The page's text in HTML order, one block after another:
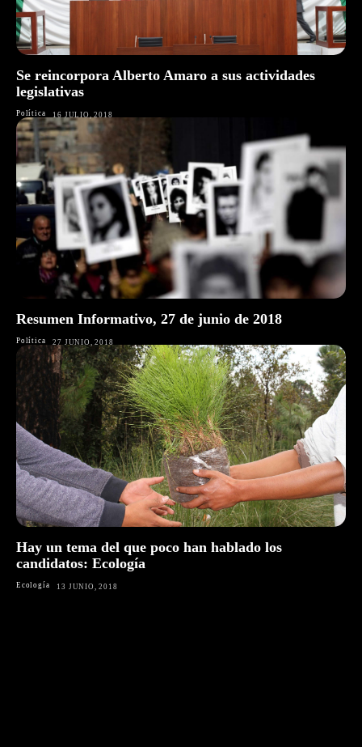
Se reincorpora Alberto Amaro a sus actividades
legislativas
Política 16 JULIO, 2018
Resumen Informativo, 27 de junio de 2018
Política 27 JUNIO, 2018
Hay un tema del que poco han hablado los
candidatos: Ecología
Ecología 13 JUNIO, 2018